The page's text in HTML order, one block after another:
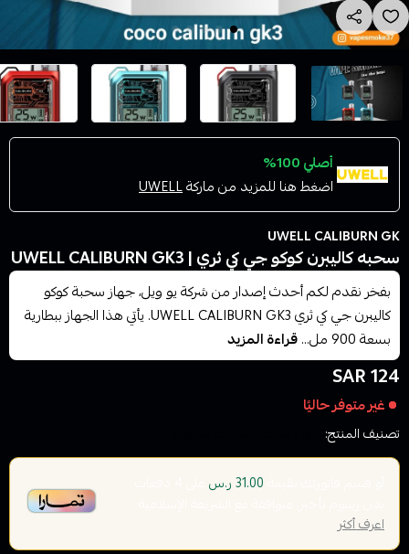
أصلي 100%
اضغط هنا للمزيد من ماركةUWELL
UWELL CALIBURN GK
سحبه كاليبرن كوكو جي كي ثري | UWELL CALIBURN GK3
بفخر نقدم لكم أحدث إصدار من شركة يو ويل، جهاز سحبة كوكو
كاليبرن جي كي ثري UWELL CALIBURN GK3. يأتي هذا الجهاز ببطارية
بسعة 900 مل...
قراءة المزيد
124 SAR
غير متوفر حاليًا
تصنيف المنتج:
31.00 ر.س
اعرف أكثر